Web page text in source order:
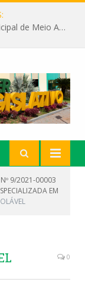
Câmara recebe palestra da Secretária Municipal de Meio Ambiente sobre as ações da “SEMANA DO MEIO AMBIENTE”
Nº 9/2021-00003
EM
0